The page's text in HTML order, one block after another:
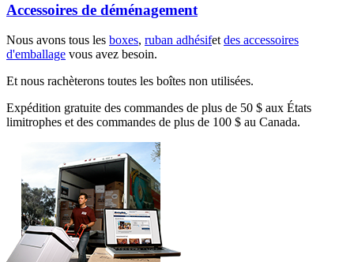
Accessoires de déménagement
Nous avons tous les boxes, ruban adhésifetdes accessoires
d'emballage vous avez besoin.
Et nous rachèterons toutes les boîtes non utilisées.
Expédition gratuite des commandes de plus de 50 $ aux États
limitrophes et des commandes de plus de 100 $ au Canada.